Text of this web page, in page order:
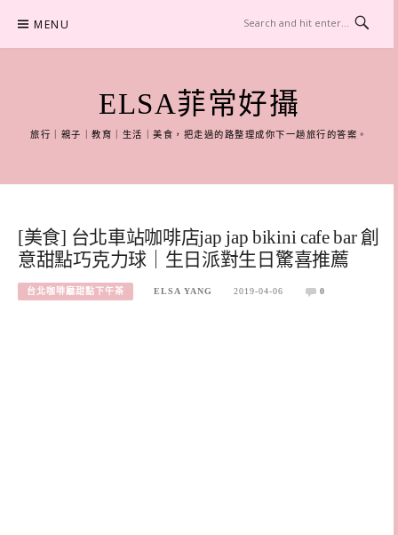
content
MENU
ELSA菲常好攝
旅行｜親子｜教育｜生活｜美食，把走過的路整理成你下一趟旅行的答案。
[美食] 台北車站咖啡店jap jap bikini cafe bar 創
意甜點巧克力球｜生日派對生日驚喜推薦
台北咖啡廳甜點下午茶 ELSA YANG 2019-04-06 0